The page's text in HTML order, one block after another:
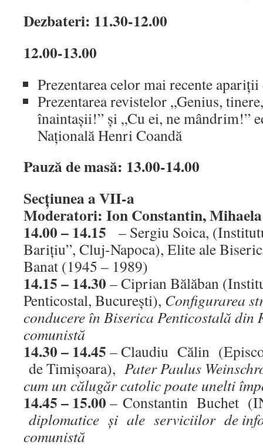
Dezbateri: 11.30-12.00
12.00-13.00
Prezentarea celor mai recente
Prezentarea revistelor „Genius,
înaintaşii!” şi „Cu ei, ne mândrim!”
Naţională Henri Coandă
Pauză de masă: 13.00-14.00
Secţiunea a VII-a
Moderatori: Ion Constantin,
14.00 – 14.15
– Sergiu Soica,
Bariţiu”, Cluj-Napoca), Elite ale
Banat (1945 – 1989)
14.15 – 14.30 – Ciprian Bălăban
Penticostal, Bucureşti), Configurarea
conducere în Biserica Penticostală
comunistă
14.30 – 14.45 – Claudiu Călin
de Timişoara), Pater Paulus
cum un călugăr catolic poate unelti
14.45 – 15.00 – Constantin Buchet
diplomatice şi ale serviciilor de
comunistă